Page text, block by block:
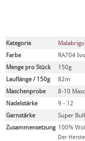
Kategorie
Farbe
RA704
Menge pro Stück
150g
Lauflänge / 150g
82m
Maschenprobe
8-10
Nadelstärke
9 - 12
Garnstärke
Super
Zusammensetzung 100%
Der